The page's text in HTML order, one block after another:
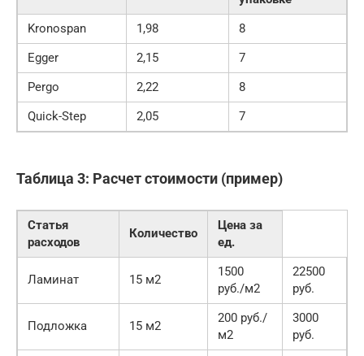
Kronospan
1,98
8
Egger
2,15
7
Pergo
2,22
8
Quick-Step
2,05 7
Таблица 3: Расчет стоимости (пример)
Статья
расходов
Количество
Цена за
ед.
Ламинат 15 м2
1500
руб./м2
22500
руб.
Подложка 15 м2
200 руб./
м2
3000
руб.